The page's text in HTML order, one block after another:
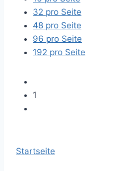
32 pro Seite
48 pro Seite
96 pro Seite
192 pro Seite
1
Startseite